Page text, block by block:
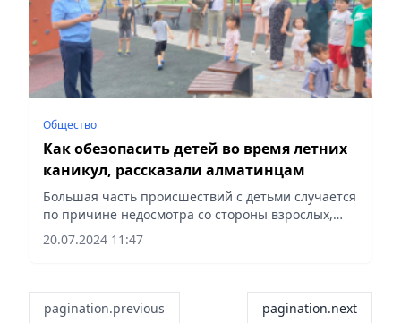
Общество
Как обезопасить детей во время летних
каникул, рассказали алматинцам
Большая часть происшествий с детьми случается
по причине недосмотра со стороны взрослых,
сообщает Vecher.kz.
20.07.2024 11:47
pagination.previous pagination.next